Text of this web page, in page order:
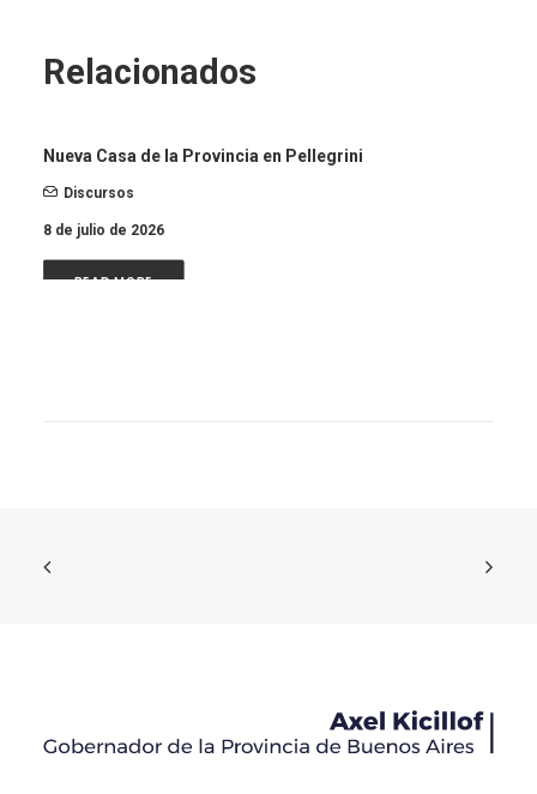
Relacionados
Nueva Casa de la Provincia en Pellegrini
Discursos
8 de julio de 2026
READ MORE